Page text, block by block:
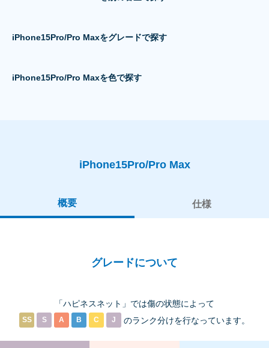
iPhone15Pro/Pro Maxをグレードで探す
iPhone15Pro/Pro Maxを色で探す
iPhone15Pro/Pro Max
概要 仕様
グレードについて
「ハピネスネット」では傷の状態によって
SS S A B C J のランク分けを行なっています。